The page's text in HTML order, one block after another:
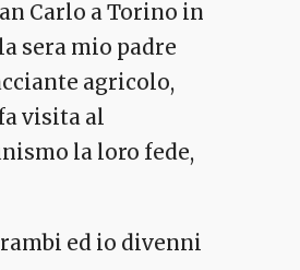
Carlo a Torino in
sera mio padre
agricolo,
visita al
la loro fede,
ed io divenni